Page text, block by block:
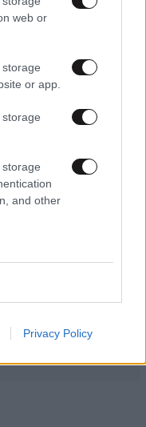
web or
or app.
and other
Privacy Policy
που κράτησε
τον 61χρονο